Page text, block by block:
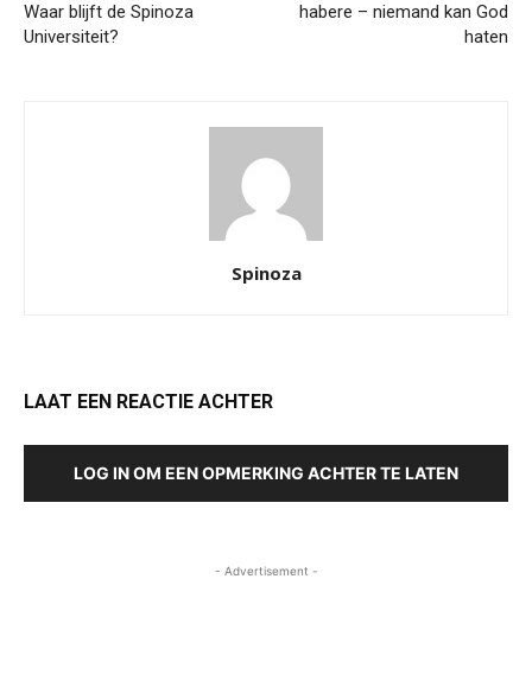
Waar blijft de Spinoza
Universiteit?
habere – niemand kan God
haten
Spinoza
LAAT EEN REACTIE ACHTER
LOG IN OM EEN OPMERKING ACHTER TE LATEN
- Advertisement -